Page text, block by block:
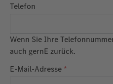
Telefon
Wenn Sie Ihre
auch gernE zurück.
E-Mail-Adresse *